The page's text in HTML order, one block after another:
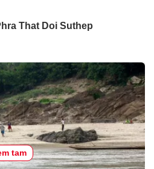
That Doi Suthep
tam